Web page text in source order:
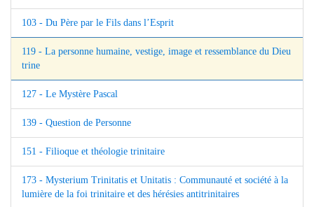
103 - Du Père par le Fils dans l’Esprit
119 - La personne humaine, vestige, image et ressemblance du Dieu
trine
127 - Le Mystère Pascal
139 - Question de Personne
151 - Filioque et théologie trinitaire
173 - Mysterium Trinitatis et Unitatis : Communauté et société à la
lumière de la foi trinitaire et des hérésies antitrinitaires